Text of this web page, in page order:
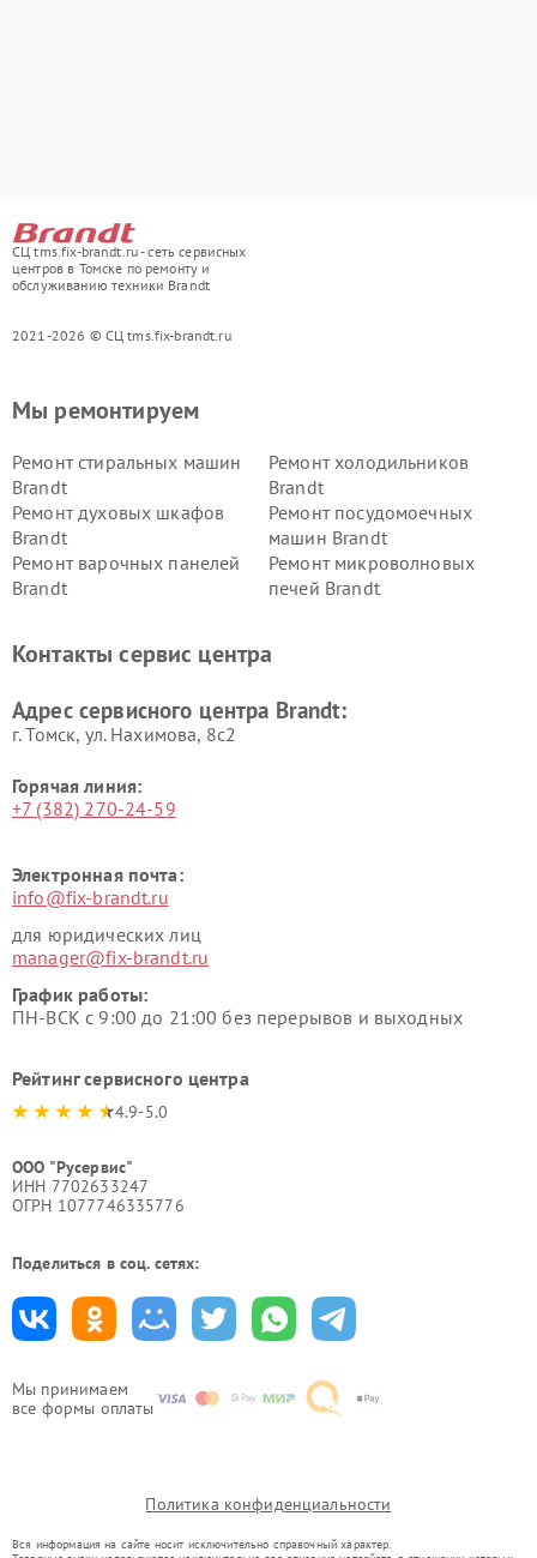
СЦ tms.fix-brandt.ru - сеть сервисных
центров в Томске по ремонту и
обслуживанию техники Brandt
2021-2026 © СЦ tms.fix-brandt.ru
Мы принимаем
все формы оплаты
Мы ремонтируем
Ремонт стиральных машин
Brandt
Ремонт холодильников
Brandt
Ремонт духовых шкафов
Brandt
Ремонт посудомоечных
машин Brandt
Ремонт варочных панелей
Brandt
Ремонт микроволновых
печей Brandt
Контакты сервис центра
Адрес сервисного центра Brandt:
г. Томск, ул. Нахимова, 8с2
Горячая линия:
+7 (382) 270-24-59
Электронная почта:
info@fix-brandt.ru
для юридических лиц
manager@fix-brandt.ru
График работы:
ПН-ВСК с 9:00 до 21:00 без перерывов и выходных
Рейтинг сервисного центра
4.9-5.0
ООО "Русервис"
ИНН 7702633247
ОГРН 1077746335776
Поделиться в соц. сетях:
Политика конфиденциальности
Вся информация на сайте носит исключительно справочный характер.